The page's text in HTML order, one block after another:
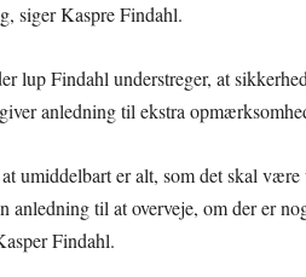
siger Kaspre Findahl.
lup Findahl understreger, at
anledning til ekstra
umiddelbart er alt, som det skal
anledning til at overveje, om der er
Findahl.